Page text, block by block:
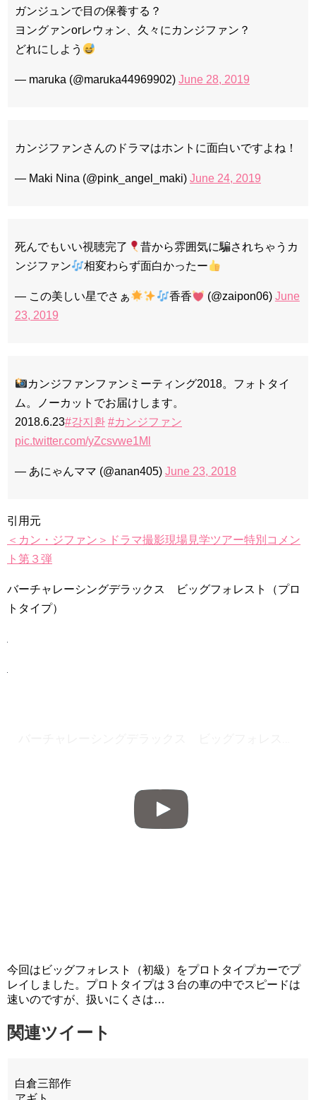
ガンジュンで目の保養する？
ヨングァンorレウォン、久々にカンジファン？
どれにしよう
— maruka (@maruka44969902) June 28, 2019
カンジファンさんのドラマはホントに面白いですよね！
— Maki Nina (@pink_angel_maki) June 24, 2019
死んでもいい視聴完了
昔から雰囲気に騙されちゃうカ
ンジファン
相変わらず面白かったー
— この美しい星でさぁ 香香 (@zaipon06) June
23, 2019
カンジファンファンミーティング2018。フォトタイ
ム。ノーカットでお届けします。
2018.6.23#강지환 #カンジファン
pic.twitter.com/yZcsvwe1Ml
— あにゃんママ (@anan405) June 23, 2018
引用元
＜カン・ジファン＞ドラマ撮影現場見学ツアー特別コメン
ト第３弾
バーチャレーシングデラックス ビッグフォレスト（プロ
トタイプ）
今回はビッグフォレスト（初級）をプロトタイプカーでプ
レイしました。プロトタイプは３台の車の中でスピードは
速いのですが、扱いにくさは…
関連ツイート
白倉三部作